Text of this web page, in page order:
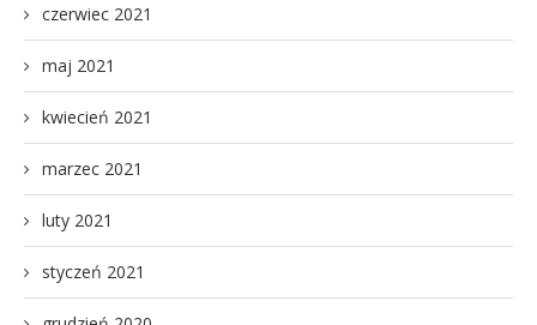
czerwiec 2021
maj 2021
kwiecień 2021
marzec 2021
luty 2021
styczeń 2021